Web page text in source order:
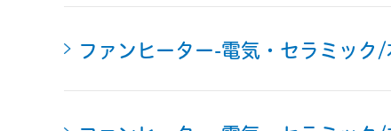
ファンヒーター-電気・セラミック